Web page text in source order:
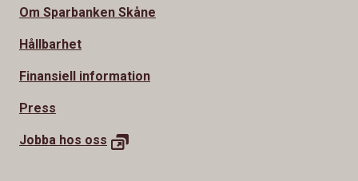
Om Sparbanken Skåne
Hållbarhet
Finansiell information
Press
Jobba hos oss